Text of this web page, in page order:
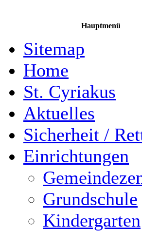
Hauptmenü
Sitemap
Home
St. Cyriakus
Aktuelles
Sicherheit /
Einrichtungen
Grundschule
Kindergarten